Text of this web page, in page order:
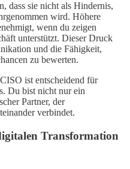
dass sie nicht als Hindernis,
wird. Höhere
wenn du zeigen
unterstützt. Dieser Druck
und die Fähigkeit,
zu bewerten.
ist entscheidend für
Du bist nicht nur ein
Partner, der
verbindet.
Transformation